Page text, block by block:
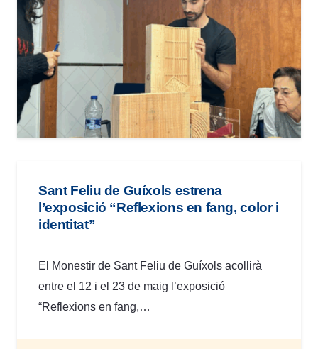
Sant Feliu de Guíxols estrena
l’exposició “Reflexions en fang, color i
identitat”
El Monestir de Sant Feliu de Guíxols acollirà
entre el 12 i el 23 de maig l’exposició
“Reflexions en fang,…